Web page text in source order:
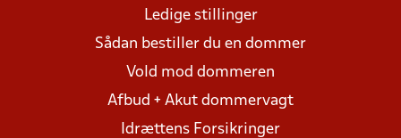
Ledige stillinger
Sådan bestiller du en dommer
Vold mod dommeren
Afbud + Akut dommervagt
Idrættens Forsikringer